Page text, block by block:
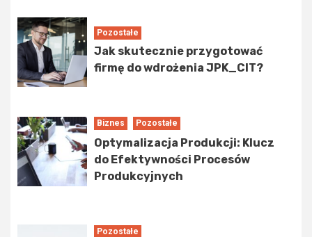
Pozostałe
Jak skutecznie przygotować
firmę do wdrożenia JPK_CIT?
Biznes Pozostałe
Optymalizacja Produkcji: Klucz
do Efektywności Procesów
Produkcyjnych
Pozostałe